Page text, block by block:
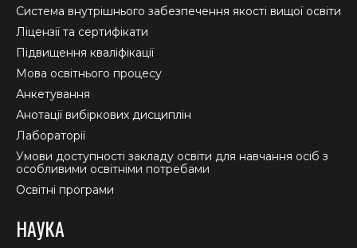
new
window
new
window
new
window
Система внутрішнього забезпечення якості вищої освіти
Ліцензії та сертифікати
Підвищення кваліфікації
Мова освітнього процесу
Анкетування
Анотації вибіркових дисциплін
Лабораторії
Умови доступності закладу освіти для навчання осіб з
особливими освітніми потребами
Освітні програми
НАУКА